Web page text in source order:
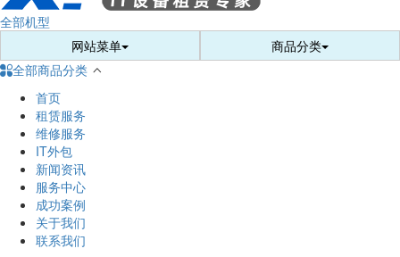
全部机型
网站菜单
商品分类
全部商品分类 
首页
租赁服务
维修服务
IT外包
新闻资讯
服务中心
成功案例
关于我们
联系我们